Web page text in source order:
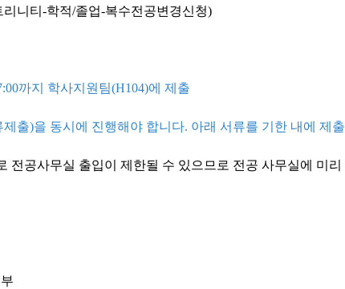
니티-학적/졸업-복수전공변경신청)
까지 학사지원팀(H104)에 제출
출)을 동시에 진행해야 합니다. 아래 서류를 기한 내에 제
전공사무실 출입이 제한될 수 있으므로 전공 사무실에 미